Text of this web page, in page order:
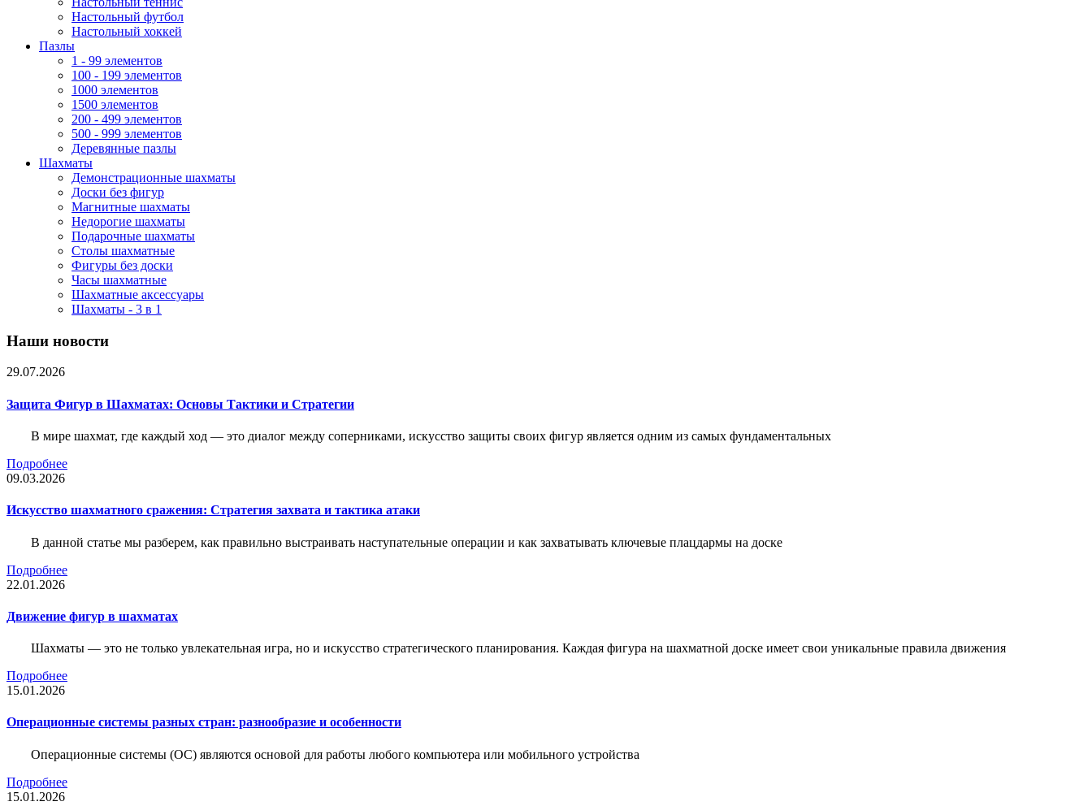
Настольный футбол
Настольный хоккей
Пазлы
1 - 99 элементов
100 - 199 элементов
1000 элементов
1500 элементов
200 - 499 элементов
500 - 999 элементов
Деревянные пазлы
Шахматы
Демонстрационные шахматы
Доски без фигур
Магнитные шахматы
Недорогие шахматы
Подарочные шахматы
Столы шахматные
Фигуры без доски
Часы шахматные
Шахматные аксессуары
Шахматы - 3 в 1
Наши новости
29.07.2026
Защита Фигур в Шахматах: Основы Тактики и Стратегии
В мире шахмат, где каждый ход — это диалог между соперниками, искусство защиты своих фигур является одним из самых фундаментальных
Подробнее
09.03.2026
Искусство шахматного сражения: Стратегия захвата и тактика атаки
В данной статье мы разберем, как правильно выстраивать наступательные операции и как захватывать ключевые плацдармы на доске
Подробнее
22.01.2026
Движение фигур в шахматах
Шахматы — это не только увлекательная игра, но и искусство стратегического планирования. Каждая фигура на шахматной доске имеет свои уникальные правила движения
Подробнее
15.01.2026
Операционные системы разных стран: разнообразие и особенности
Операционные системы (ОС) являются основой для работы любого компьютера или мобильного устройства
Подробнее
15.01.2026